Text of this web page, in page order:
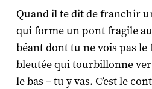
Quand il te dit de franchir
qui forme un pont fragile
béant dont tu ne vois pas le
bleutée qui tourbillonne
le bas – tu y vas. C’est le